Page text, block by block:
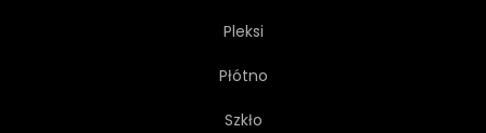
BAR
Pleksi
Płótno
Szkło